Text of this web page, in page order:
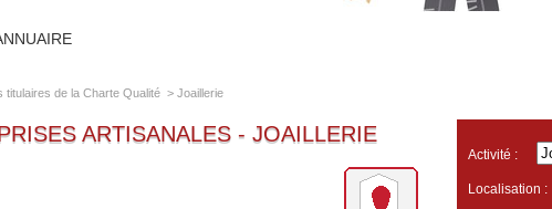
de la Charte Qualité > Joaillerie
ARTISANALES - JOAILLERIE
Activité :
Localisation :